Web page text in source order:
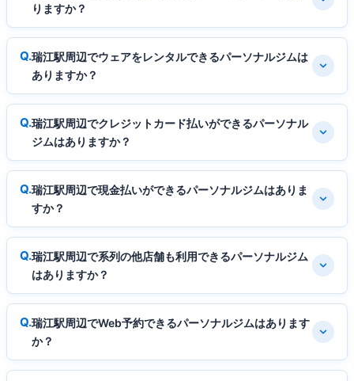
りますか？
瑞江駅周辺でウェアをレンタルできるパーソナルジムは
ありますか？
瑞江駅周辺でクレジットカード払いができるパーソナル
ジムはありますか？
瑞江駅周辺で現金払いができるパーソナルジムはありま
すか？
瑞江駅周辺で系列の他店舗も利用できるパーソナルジム
はありますか？
瑞江駅周辺でWeb予約できるパーソナルジムはあります
か？